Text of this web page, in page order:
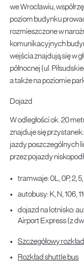
we Wrocławiu,
poziom budynku
rozmieszczone w
komunikacyjnych
wejścia znajdują się w
północnej (ul.
a także na poziomie
Dojazd
W odległości ok. 20
znajduje się
jazdy poszczególnych
przez pojazdy
tramwaje: 0L, 0P, 2, 5,
autobusy: K, N, 106,
dojazd na lotnisko:
Airport Express (z
Szczegółowy
Rozkład shuttle bus